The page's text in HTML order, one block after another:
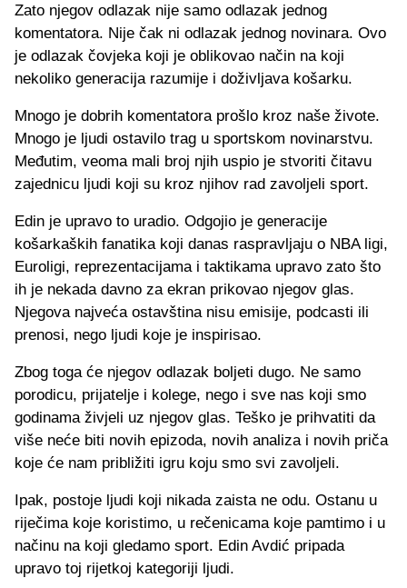
Zato njegov odlazak nije samo odlazak jednog
komentatora. Nije čak ni odlazak jednog novinara. Ovo
je odlazak čovjeka koji je oblikovao način na koji
nekoliko generacija razumije i doživljava košarku.
Mnogo je dobrih komentatora prošlo kroz naše živote.
Mnogo je ljudi ostavilo trag u sportskom novinarstvu.
Međutim, veoma mali broj njih uspio je stvoriti čitavu
zajednicu ljudi koji su kroz njihov rad zavoljeli sport.
Edin je upravo to uradio. Odgojio je generacije
košarkaških fanatika koji danas raspravljaju o NBA ligi,
Euroligi, reprezentacijama i taktikama upravo zato što
ih je nekada davno za ekran prikovao njegov glas.
Njegova najveća ostavština nisu emisije, podcasti ili
prenosi, nego ljudi koje je inspirisao.
Zbog toga će njegov odlazak boljeti dugo. Ne samo
porodicu, prijatelje i kolege, nego i sve nas koji smo
godinama živjeli uz njegov glas. Teško je prihvatiti da
više neće biti novih epizoda, novih analiza i novih priča
koje će nam približiti igru koju smo svi zavoljeli.
Ipak, postoje ljudi koji nikada zaista ne odu. Ostanu u
riječima koje koristimo, u rečenicama koje pamtimo i u
načinu na koji gledamo sport. Edin Avdić pripada
upravo toj rijetkoj kategoriji ljudi.